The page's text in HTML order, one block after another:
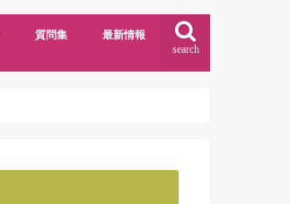
search
質問集 最新情報